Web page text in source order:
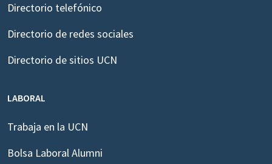
Directorio telefónico
Directorio de redes sociales
Directorio de sitios UCN
LABORAL
Trabaja en la UCN
Bolsa Laboral Alumni